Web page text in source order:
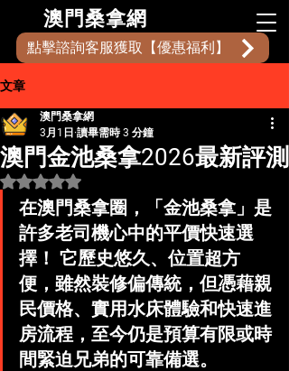
​澳門桑拿網
點擊諮詢客服獲取【優惠福利】
文章
澳門金池桑拿2026最新評測
澳門桑拿網
3月1日 讀畢需時 3 分鐘
評等為 NaN（最高為 5 顆星）。
在澳門桑拿圈，「金池桑拿 」是
許多老司機心中的平價快速選
擇 ！ 它歷史悠久、位置超方
便，雖然裝修偏傳統，但憑藉親
民價格、 實用水床體驗和快速進
房流程 ，至今仍是預算有限或時
間緊迫兄弟的可靠備選。